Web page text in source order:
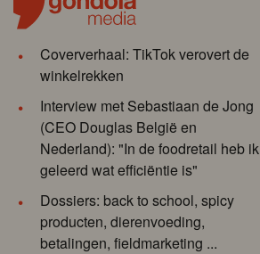
Coververhaal: TikTok verovert de
winkelrekken
Interview met Sebastiaan de Jong
(CEO Douglas België en
Nederland): "In de foodretail heb ik
geleerd wat efficiëntie is"
Dossiers: back to school, spicy
producten, dierenvoeding,
betalingen, fieldmarketing ...